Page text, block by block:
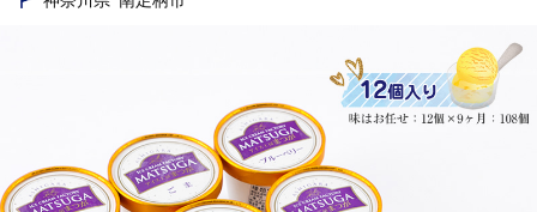
【定期便月9ヶ月連続】自社農園で栽培した果
アイスクリーム 【定期便月9ヶ月連続】自